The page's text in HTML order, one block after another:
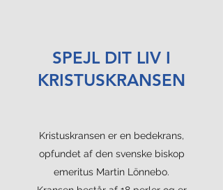
SPEJL DIT LIV I
KRISTUSKRANSEN
Kristuskransen er en bedekrans,
opfundet af den svenske biskop
emeritus Martin Lönnebo.